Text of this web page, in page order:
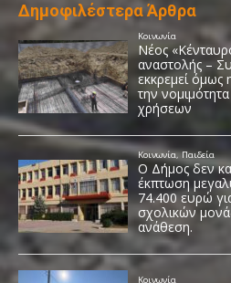
Δημοφιλέστερα Άρθρα